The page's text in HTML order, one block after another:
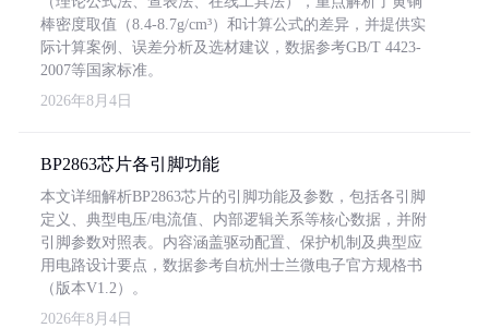
棒密度取值（8.4-8.7g/cm³）和计算公式的差异，并提供实
际计算案例、误差分析及选材建议，数据参考GB/T 4423-
2007等国家标准。
2026年8月4日
BP2863芯片各引脚功能
本文详细解析BP2863芯片的引脚功能及参数，包括各引脚
定义、典型电压/电流值、内部逻辑关系等核心数据，并附
引脚参数对照表。内容涵盖驱动配置、保护机制及典型应
用电路设计要点，数据参考自杭州士兰微电子官方规格书
（版本V1.2）。
2026年8月4日